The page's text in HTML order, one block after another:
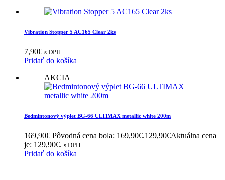
Vibration Stopper 5 AC165 Clear 2ks
7,90€ s DPH
Pridať do košíka
AKCIA
Bedmintonový výplet BG-66 ULTIMAX metallic white 200m
169,90€ Pôvodná cena bola: 169,90€.129,90€Aktuálna cena
je: 129,90€. s DPH
Pridať do košíka